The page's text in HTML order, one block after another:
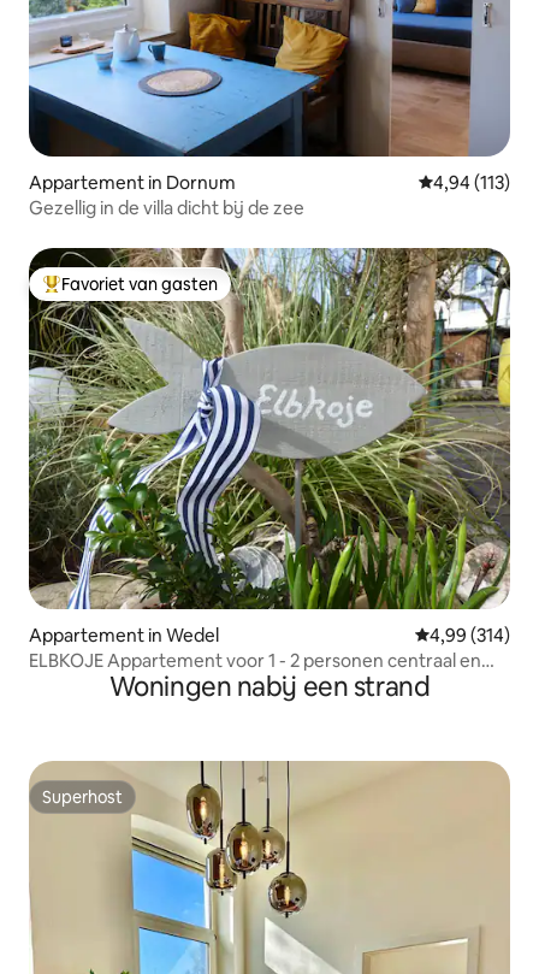
Appartement in Dornum Gemiddelde
4,94 (113)
Gezellig in de villa dicht bij de zee
Topfavoriet van gasten
Favoriet van gasten
Appartement in Wedel Gemiddelde
4,99 (314)
ELBKOJE Appartement voor 1 - 2 personen centraal en
Woningen nabij een strand
Superhost
Superhost